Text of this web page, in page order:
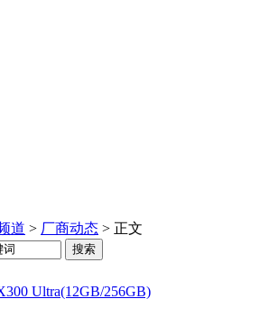
道 > 厂商动态 > 正文
Ultra(12GB/256GB)